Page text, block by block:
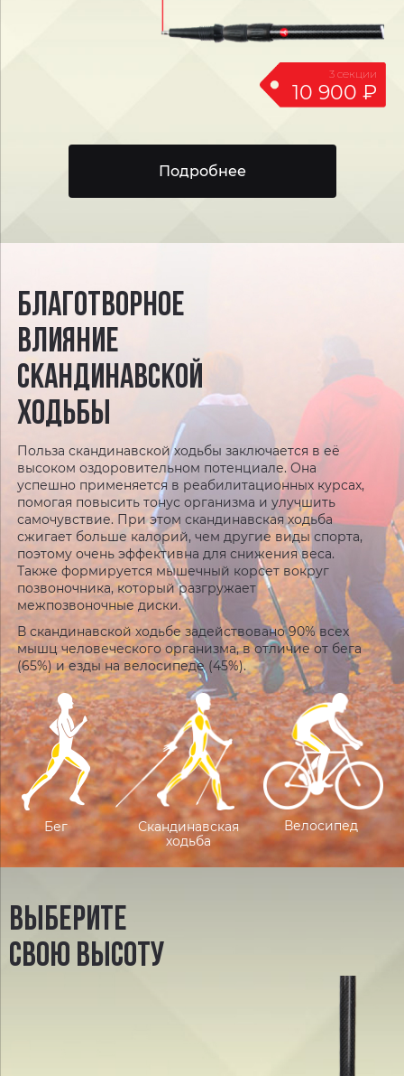
3 секции
10 900 ₽
Подробнее
БЛАГОТВОРНОЕ
ВЛИЯНИЕ
СКАНДИНАВСКОЙ
ХОДЬБЫ
Польза скандинавской ходьбы заключается в её
высоком оздоровительном потенциале. Она
успешно применяется в реабилитационных курсах,
помогая повысить тонус организма и улучшить
самочувствие. При этом скандинавская ходьба
сжигает больше калорий, чем другие виды спорта,
поэтому очень эффективна для снижения веса.
Также формируется мышечный корсет вокруг
позвоночника, который разгружает
межпозвоночные диски.
В скандинавской ходьбе задействовано 90% всех
мышц человеческого организма, в отличие от бега
(65%) и езды на велосипеде (45%).
Бег
Скандинавская
ходьба
Велосипед
ВЫБЕРИТЕ
СВОЮ ВЫСОТУ